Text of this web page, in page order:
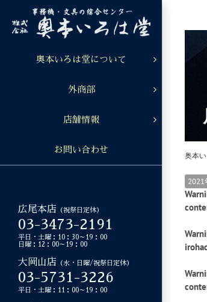
content
奥本いろは堂について
外商部
店舗情報
お問い合わせ
広尾本店 （祝祭日定休）
03-3473-2191
平日・土曜：10：30～19：00
日曜：12：00～19：00
大岡山店 （水・日曜/祝祭日定休）
03-5731-3226
平日・土曜：11：00～19：00
奥本
2021